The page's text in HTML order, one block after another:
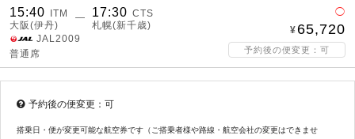
15:40
ITM
大阪(伊丹)
― 17:30 CTS
札幌(新千歳)
JAL2009
普通席
◯
65,720
予約後の便変更：可
予約後の便変更：可
搭乗日・便が変更可能な航空券です（ご搭乗者様や路線・航空会社の変更はできませ